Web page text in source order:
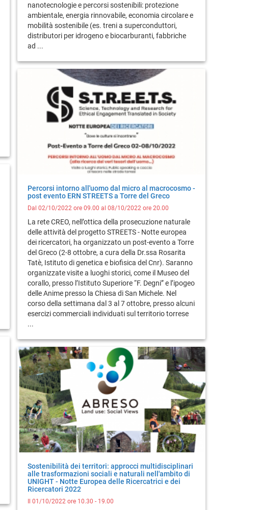
nanotecnologie e percorsi sostenibili: protezione
ambientale, energia rinnovabile, economia circolare e
mobilità sostenibile (es. treni a superconduttori,
distributori per idrogeno e biocarburanti, fabbriche
ad ...
Percorsi intorno all'uomo dal micro al macrocosmo -
post evento ERN STREETS a Torre del Greco
Dal 02/10/2022 ore 09.00 al 08/10/2022 ore 20.00
La rete CREO, nell’ottica della prosecuzione naturale
delle attività del progetto STREETS - Notte europea
dei ricercatori, ha organizzato un post-evento a Torre
del Greco (2-8 ottobre, a cura della Dr.ssa Rosarita
Tatè, Istituto di genetica e biofisica del Cnr). Saranno
organizzate visite a luoghi storici, come il Museo del
corallo, presso l’Istituto Superiore “F. Degni” e l’ipogeo
delle Anime presso la Chiesa di San Michele. Nel
corso della settimana dal 3 al 7 ottobre, presso alcuni
esercizi commerciali individuati sul territorio torrese
...
Sostenibilità dei territori: approcci multidisciplinari
alle trasformazioni sociali e naturali nell'ambito di
UNIGHT - Notte Europea delle Ricercatrici e dei
Ricercatori 2022
Il 01/10/2022 ore 10.30 - 19.00